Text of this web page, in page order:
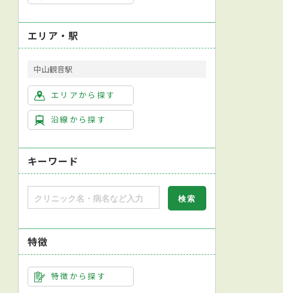
合内科専門医
内視鏡（気管支鏡）検査 内視鏡検査
エリア・駅
中山観音駅
エリアから探す
沿線から探す
キーワード
特徴
特徴から探す